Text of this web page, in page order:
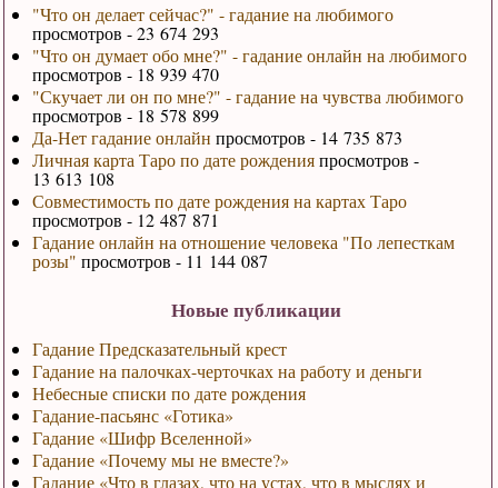
"Что он делает сейчас?" - гадание на любимого
просмотров - 23 674 293
"Что он думает обо мне?" - гадание онлайн на любимого
просмотров - 18 939 470
"Скучает ли он по мне?" - гадание на чувства любимого
просмотров - 18 578 899
Да-Нет гадание онлайн просмотров - 14 735 873
Личная карта Таро по дате рожденияпросмотров -
13 613 108
Совместимость по дате рождения на картах Таро
просмотров - 12 487 871
Гадание онлайн на отношение человека "По лепесткам
розы" просмотров - 11 144 087
Новые публикации
Гадание Предсказательный крест
Гадание на палочках-черточках на работу и деньги
Небесные списки по дате рождения
Гадание-пасьянс «Готика»
Гадание «Шифр Вселенной»
Гадание «Почему мы не вместе?»
Гадание «Что в глазах, что на устах, что в мыслях и